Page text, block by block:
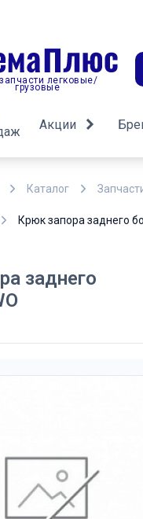
легковые/
грузовые
Акции
Каталог
Крюк запора заднего
заднего